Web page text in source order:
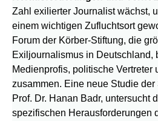
Zahl exilierter Journalist wächst,
einem wichtigen Zufluchtsort
Forum der Körber-Stiftung, die
Exiljournalismus in Deutschland,
Medienprofis, politische Vertreter
zusammen. Eine neue Studie der
Prof. Dr. Hanan Badr, untersucht
spezifischen Herausforderungen